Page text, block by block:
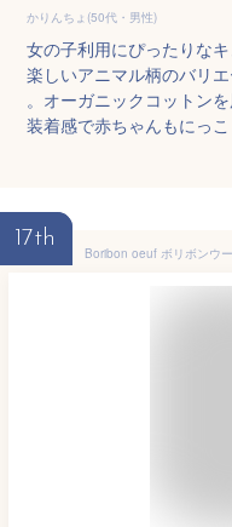
かりんちょ(50代・男性)
女の子利用にぴったりな
楽しいアニマル柄のバリ
。オーガニックコットン
装着感で赤ちゃんもにっこ
17th